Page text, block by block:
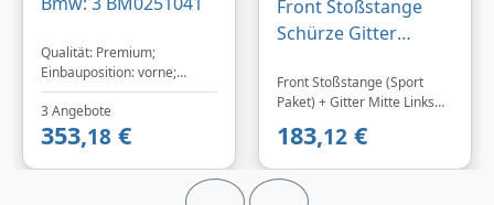
Qualität: Premium;
Einbauposition: vorne;
Oberfläche: grundiert;
mechanisch bearbeitet: mit
Loch/Löchern für
Einparkhilfe, mit
Loch/Löchern für
Waschdüse; Produktreihe:
3 Angebote
353,18 €
Front Stoßstange
Schürze Gitter
Look für BMW E90
2005-2008
Front Stoßstange (Sport
Paket) + Gitter Mitte Links
E90 im E92 Look!Sportlich-
Abbildung) aus
183,12 €